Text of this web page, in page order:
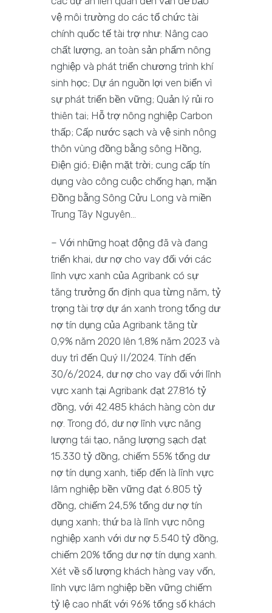
vệ môi trường do các tổ chức tài
chính quốc tế tài trợ như: Nâng cao
chất lượng, an toàn sản phẩm nông
nghiệp và phát triển chương trình khí
sinh học; Dự án nguồn lợi ven biển vì
sự phát triển bền vững; Quản lý rủi ro
thiên tai; Hỗ trợ nông nghiệp Carbon
thấp; Cấp nước sạch và vệ sinh nông
thôn vùng đồng bằng sông Hồng,
Điện gió; Điện mặt trời; cung cấp tín
dụng vào công cuộc chống hạn, mặn
Đồng bằng Sông Cửu Long và miền
Trung Tây Nguyên…
– Với những hoạt động đã và đang
triển khai, dư nợ cho vay đối với các
lĩnh vực xanh của Agribank có sự
tăng trưởng ổn định qua từng năm, tỷ
trọng tài trợ dự án xanh trong tổng dư
nợ tín dụng của Agribank tăng từ
0,9% năm 2020 lên 1,8% năm 2023 và
duy trì đến Quý II/2024. Tính đến
30/6/2024, dư nợ cho vay đối với lĩnh
vực xanh tại Agribank đạt 27.816 tỷ
đồng, với 42.485 khách hàng còn dư
nợ. Trong đó, dư nợ lĩnh vực năng
lượng tái tạo, năng lượng sạch đạt
15.330 tỷ đồng, chiếm 55% tổng dư
nợ tín dụng xanh, tiếp đến là lĩnh vực
lâm nghiệp bền vững đạt 6.805 tỷ
đồng, chiếm 24,5% tổng dư nợ tín
dụng xanh; thứ ba là lĩnh vực nông
nghiệp xanh với dư nợ 5.540 tỷ đồng,
chiếm 20% tổng dư nợ tín dụng xanh.
Xét về số lượng khách hàng vay vốn,
lĩnh vực lâm nghiệp bền vững chiếm
tỷ lệ cao nhất với 96% tổng số khách